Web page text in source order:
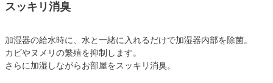
スッキリ消臭
加湿器の給水時に、水と一緒に入れるだけで加湿器内部を除菌。
カビやヌメリの繁殖を抑制します。
さらに加湿しながらお部屋をスッキリ消臭。